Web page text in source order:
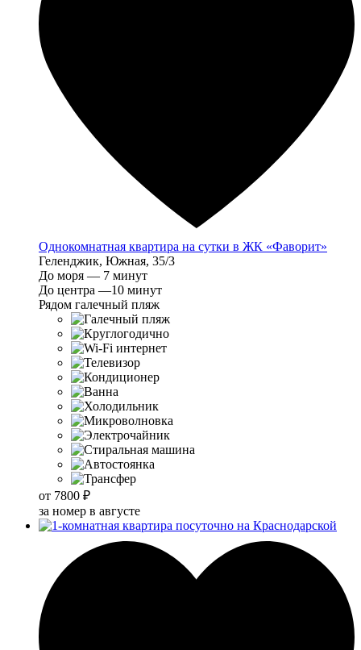
Однокомнатная квартира на сутки в ЖК «Фаворит»
Геленджик, Южная, 35/3
До моря — 7 минут
До центра —10 минут
Рядом галечный пляж
от 7800 ₽
за номер в августе